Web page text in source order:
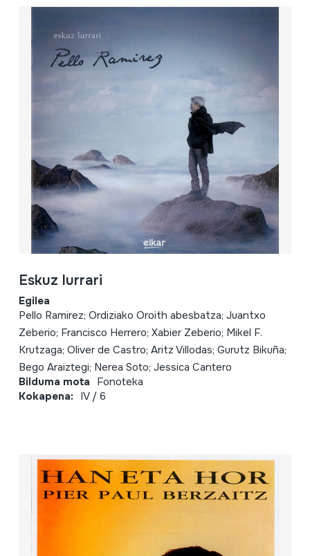
Eskuz lurrari
Egilea
Pello Ramirez; Ordiziako Oroith abesbatza; Juantxo
Zeberio; Francisco Herrero; Xabier Zeberio; Mikel F.
Krutzaga; Oliver de Castro; Aritz Villodas; Gurutz Bikuña;
Bego Araiztegi; Nerea Soto; Jessica Cantero
Bilduma mota Fonoteka
Kokapena: IV / 6